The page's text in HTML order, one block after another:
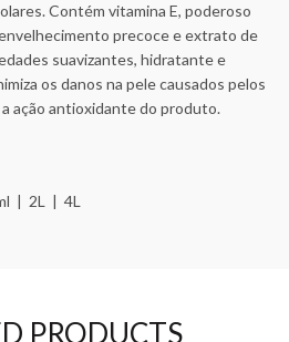
Contém vitamina E, poderoso
precoce e extrato de
suavizantes, hidratante e
os danos na pele causados pelos
ação antioxidante do produto.
| 2L | 4L
PRODUCTS